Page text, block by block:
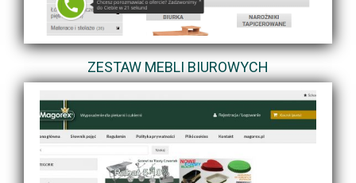
ZESTAW MEBLI BIUROWYCH